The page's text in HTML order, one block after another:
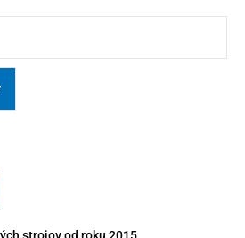
strojov od roku 2015.